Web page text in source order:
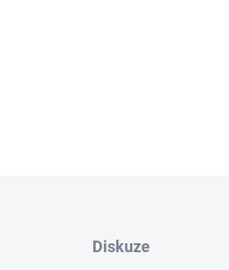
Diskuze